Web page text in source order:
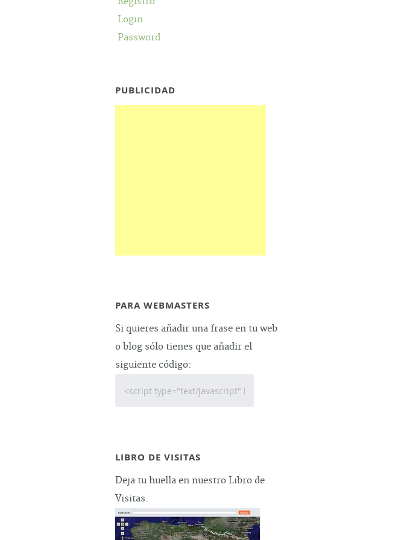
Login
Password
PUBLICIDAD
PARA WEBMASTERS
Si quieres añadir una frase en tu web
o blog sólo tienes que añadir el
siguiente código:
LIBRO DE VISITAS
Deja tu huella en nuestro Libro de
Visitas.